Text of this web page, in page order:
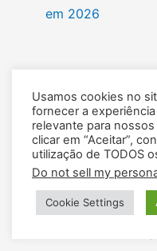
em 2026
Recent
guilhermerrbem
tráfego pago (e o
Fundamentos: o
Usamos cookies no
fornecer a experiência
relevante para
clicar em “Aceitar”,
utilização de TODOS
Do not sell my
Cookie Settings